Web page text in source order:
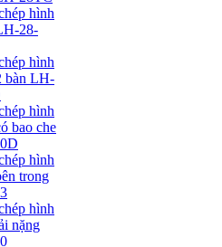
hình
28-
hình
bàn LH-
hình
bao che
hình
trong
hình
nặng